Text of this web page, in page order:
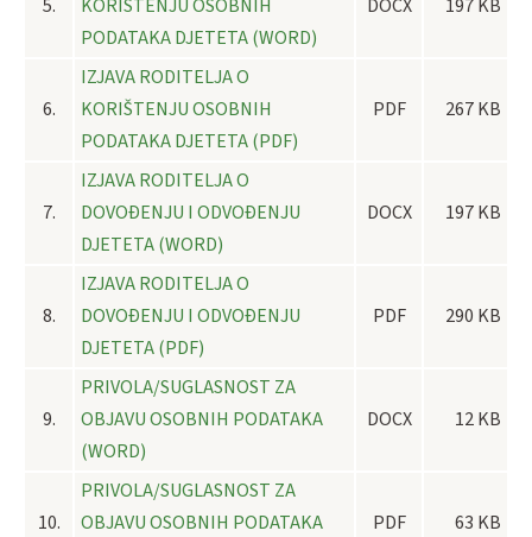
5.
KORIŠTENJU OSOBNIH
PODATAKA DJETETA (WORD)
DOCX 197 KB
6.
IZJAVA RODITELJA O
KORIŠTENJU OSOBNIH
PODATAKA DJETETA (PDF)
PDF 267 KB
7.
IZJAVA RODITELJA O
DOVOĐENJU I ODVOĐENJU
DJETETA (WORD)
DOCX 197 KB
8.
IZJAVA RODITELJA O
DOVOĐENJU I ODVOĐENJU
DJETETA (PDF)
PDF 290 KB
9.
PRIVOLA/SUGLASNOST ZA
OBJAVU OSOBNIH PODATAKA
(WORD)
DOCX 12 KB
10.
PRIVOLA/SUGLASNOST ZA
OBJAVU OSOBNIH PODATAKA
PDF 63 KB